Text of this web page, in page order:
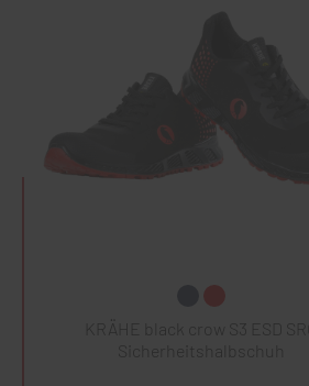
KRÄHE black crow S3 ESD SRC
Sicherheitshalbschuh